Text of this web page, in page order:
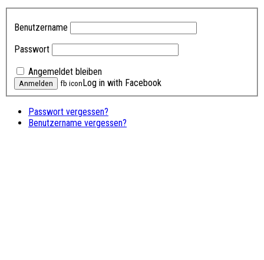
Benutzername
Passwort
Angemeldet bleiben
fb iconLog in with Facebook
Passwort vergessen?
Benutzername vergessen?